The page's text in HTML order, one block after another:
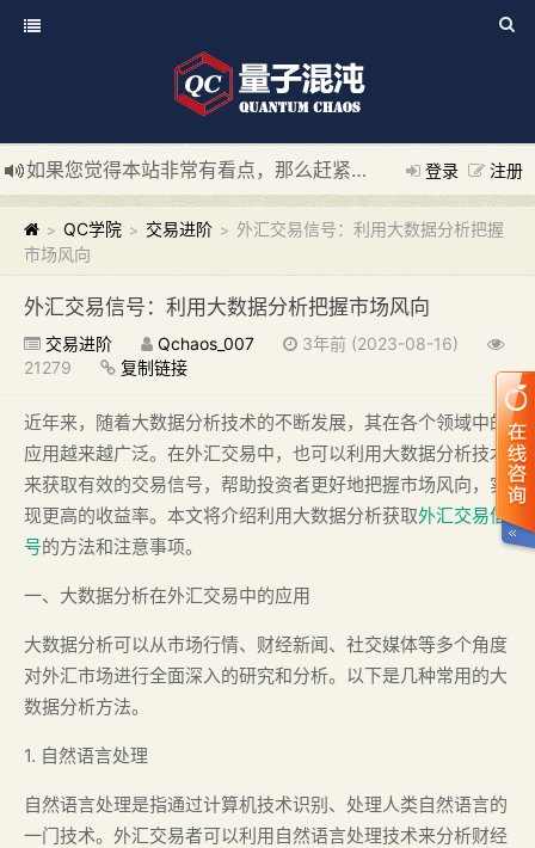
登录 注册
如果您觉得本站非常有看点，那么赶紧使用Ctrl+D 收藏我们吧
新添加量子混沌系统板块，欢迎大家访问！
---“量子混沌系
> QC学院 > 交易进阶 > 外汇交易信号：利用大数据分析把握
市场风向
外汇交易信号：利用大数据分析把握市场风向
交易进阶 Qchaos_007
3年前 (2023-08-16)
21279
复制链接
近年来，随着大数据分析技术的不断发展，其在各个领域中的
应用越来越广泛。在外汇交易中，也可以利用大数据分析技术
来获取有效的交易信号，帮助投资者更好地把握市场风向，实
现更高的收益率。本文将介绍利用大数据分析获取外汇交易信
号的方法和注意事项。
一、大数据分析在外汇交易中的应用
大数据分析可以从市场行情、财经新闻、社交媒体等多个角度
对外汇市场进行全面深入的研究和分析。以下是几种常用的大
数据分析方法。
1. 自然语言处理
自然语言处理是指通过计算机技术识别、处理人类自然语言的
一门技术。外汇交易者可以利用自然语言处理技术来分析财经